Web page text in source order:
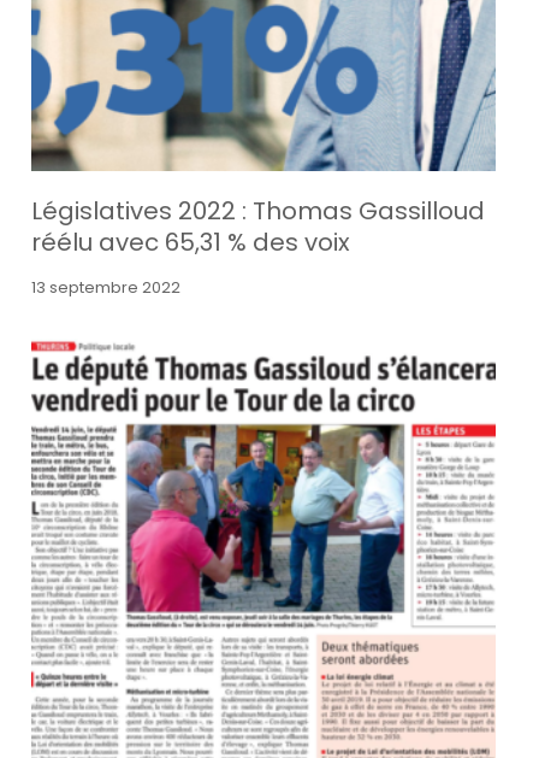
Législatives 2022 : Thomas Gassilloud
réélu avec 65,31 % des voix
13 septembre 2022